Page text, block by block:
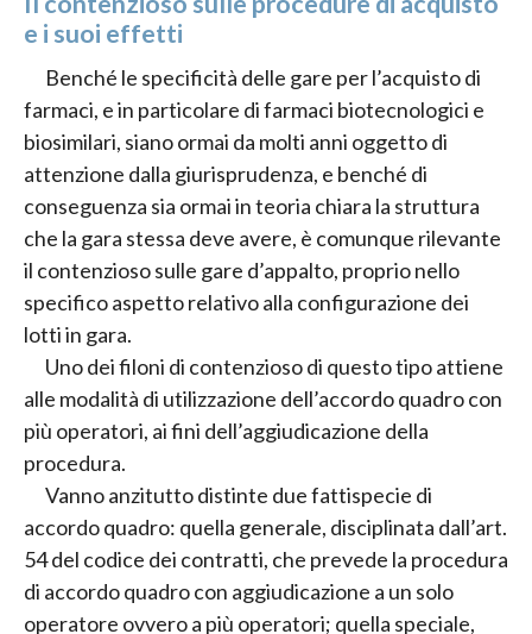
e i suoi effetti
Benché le specificità delle gare per l’acquisto di
farmaci, e in particolare di farmaci biotecnologici e
biosimilari, siano ormai da molti anni oggetto di
attenzione dalla giurisprudenza, e benché di
conseguenza sia ormai in teoria chiara la struttura
che la gara stessa deve avere, è comunque rilevante
il contenzioso sulle gare d’appalto, proprio nello
specifico aspetto relativo alla configurazione dei
lotti in gara.
Uno dei filoni di contenzioso di questo tipo attiene
alle modalità di utilizzazione dell’accordo quadro con
più operatori, ai fini dell’aggiudicazione della
procedura.
Vanno anzitutto distinte due fattispecie di
accordo quadro: quella generale, disciplinata dall’art.
54 del codice dei contratti, che prevede la procedura
di accordo quadro con aggiudicazione a un solo
operatore ovvero a più operatori; quella speciale,